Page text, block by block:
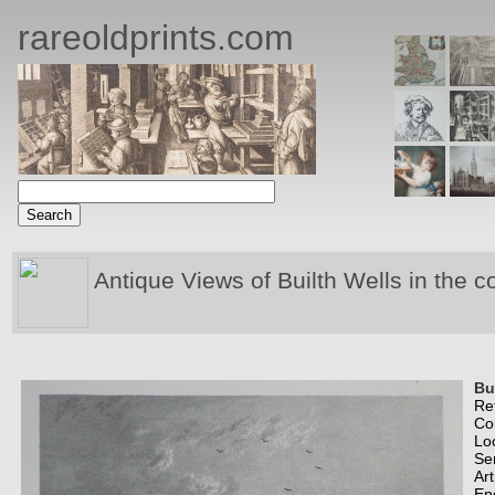
rareoldprints.com
Antique Views of Builth Wells in the